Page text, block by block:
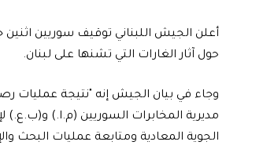
أعلن الجيش اللبناني توقيف سوريين
حول آثار الغارات التي تشنها على لبنان.
وجاء في بيان الجيش إنه "نتيجة عمليات
مديرية المخابرات السوريين (م.ا.) و(ب.ع.)
الجوية المعادية ومتابعة عمليات البحث